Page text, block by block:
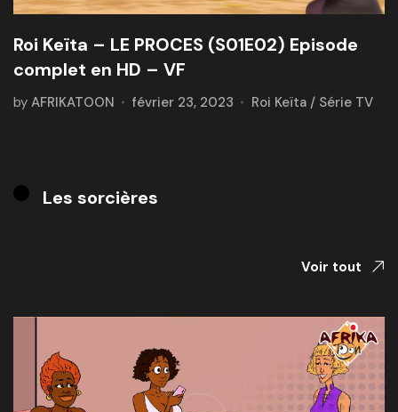
Roi Keïta – LE PROCES (S01E02) Episode
complet en HD – VF
by AFRIKATOON février 23, 2023 Roi Keïta / Série TV
Les sorcières
Voir tout